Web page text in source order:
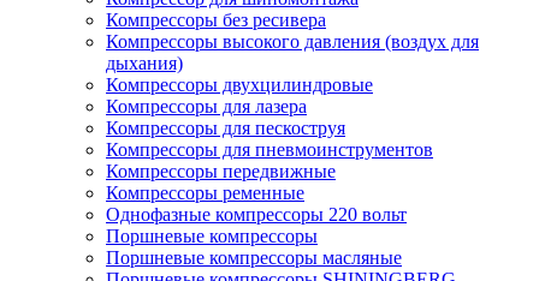
Компрессоры без ресивера
Компрессоры высокого давления (воздух для
дыхания)
Компрессоры двухцилиндровые
Компрессоры для лазера
Компрессоры для пескоструя
Компрессоры для пневмоинструментов
Компрессоры передвижные
Компрессоры ременные
Однофазные компрессоры 220 вольт
Поршневые компрессоры
Поршневые компрессоры масляные